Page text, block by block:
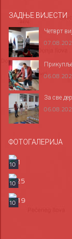
ЗАДЊЕ ВИЈЕСТИ
Четврт
За све
ФОТОГАЛЕРИЈА
10
10
10